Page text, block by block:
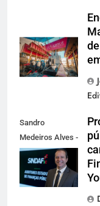
Sandro
Medeiros Alves -
Presidente do
Sindaf-SC